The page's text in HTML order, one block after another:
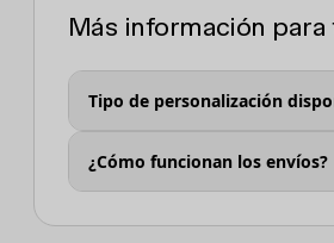
Más información para
Tipo de personalización
¿Cómo funcionan los envíos?